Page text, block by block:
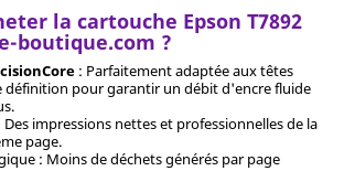
la cartouche Epson T7892
boutique.com ?
: Parfaitement adaptée aux têtes
pour garantir un débit d'encre fluide
impressions nettes et professionnelles de la
page.
: Moins de déchets générés par page